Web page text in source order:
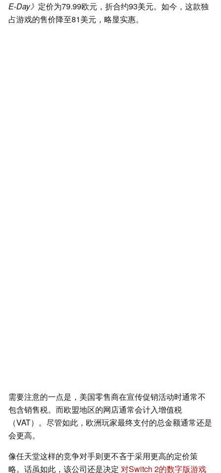
E-Day》 定价为79.99欧元，折合约93美元。如今，这款独
占游戏的售价降至81美元，略显实惠。
需要注意的一点是，美国零售商在宣传促销活动时通常不
包含销售税。而欧盟地区的网店通常会计入增值税
（VAT）。尽管如此，欧洲玩家最终支付的总金额通常还是
会更高。
像任天堂这样的竞争对手则更不吝于采用更高的定价策
略。话虽如此，该公司还是决定 对Switch 2的数字版游戏